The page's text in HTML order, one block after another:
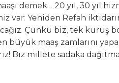
demek… 20 yıl, 30 yıl
var: Yeniden Refah
Çünkü biz, tek kuruş
maaş zamlarını
Biz millete sadaka